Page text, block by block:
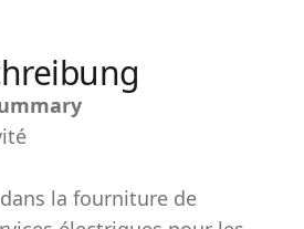
la fourniture de